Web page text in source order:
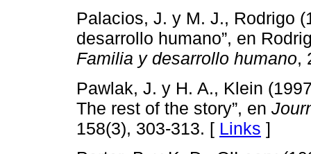
Palacios, J. y M. J., Rodrigo
desarrollo humano”, en
Familia y desarrollo humano,
Pawlak, J. y H. A., Klein
The rest of the story”, en
158(3), 303-313. [ Links ]